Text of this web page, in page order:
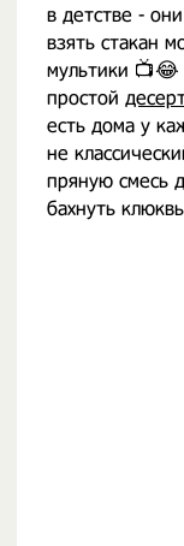
в детстве -
взять стакан
мультики 📺😂
простой
есть дома у
не
пряную смесь
бахнуть